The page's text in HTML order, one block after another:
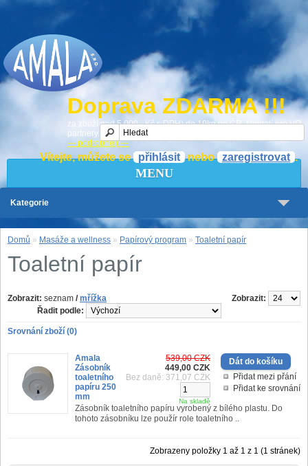
Doprava ZDARMA !!!
za zboží nad 5 000,- Kč s DPH) do 19kg po ČR. Neplatí pro VO
partnery.
--- podrobněji ---
Vítejte, můžete se přihlásit nebo zaregistrovat .
MENU
Kategorie
Domů » Masáže a wellness » Papírový program » Toaletní papír
Toaletní papír
Zobrazit: seznam / mřížka
Zobrazit:
Řadit podle:
Srovnání zboží (0)
Přidat mezi přání
Přidat ke srovnání
539,00 CZK
449,00 CZK
Bez daně: 371,07 CZK
Na skladě
Amala
Zásobník
toaletního
papíru 250
mm
Zásobník toaletního papíru vyrobený z bílého plastu. Do
tohoto zásobníku lze použír role toaletního ..
Zobrazeny položky 1 až 1 z 1 (1 stránek)